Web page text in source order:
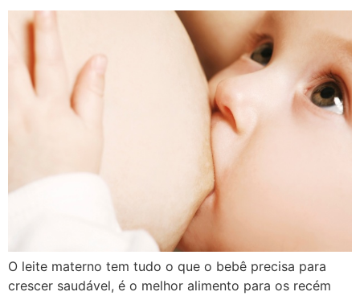
O leite materno tem tudo o que o bebê precisa para
crescer saudável, é o melhor alimento para os recém